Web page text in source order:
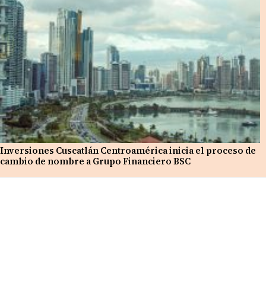
Inversiones Cuscatlán Centroamérica inicia el proceso de
cambio de nombre a Grupo Financiero BSC